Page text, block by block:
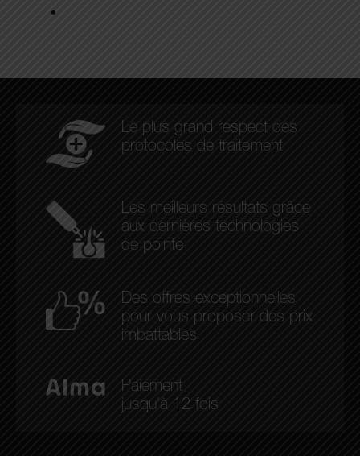
Le plus grand respect des
protocoles de traitement
Les meilleurs résultats grâce
aux dernières technologies
de pointe
Des offres exceptionnelles
pour vous proposer des prix
imbattables
Paiement
jusqu'à 12 fois